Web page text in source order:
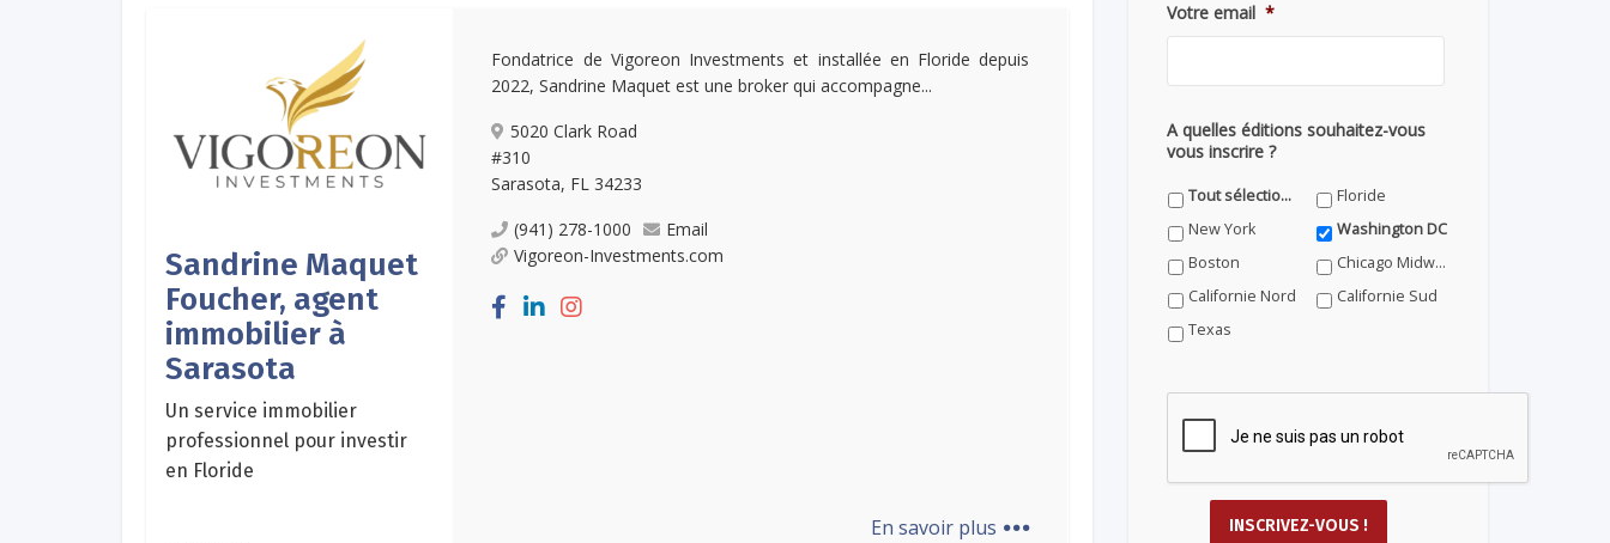
Sandrine Maquet
Foucher, agent
immobilier à
Sarasota
Un service immobilier
professionnel pour investir
en Floride
Fondatrice de Vigoreon Investments et installée en Floride depuis
2022, Sandrine Maquet est une broker qui accompagne...
5020 Clark Road
#310
Sarasota, FL 34233
(941) 278-1000
Email
Vigoreon-Investments.com
En savoir plus ...
Votre email *
A quelles éditions souhaitez-vous
vous inscrire ?
Tout sélectionner
Floride
New York
Washington DC
Boston
Chicago Midwest
Californie Nord
Californie Sud
Texas